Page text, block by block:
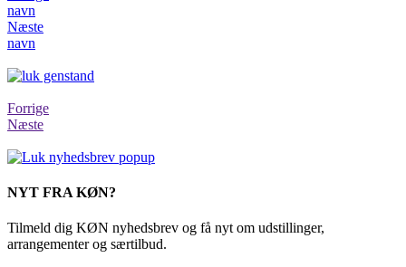
navn
Næste
navn
Forrige
Næste
NYT FRA KØN?
Tilmeld dig KØN nyhedsbrev og få nyt om udstillinger,
arrangementer og særtilbud.